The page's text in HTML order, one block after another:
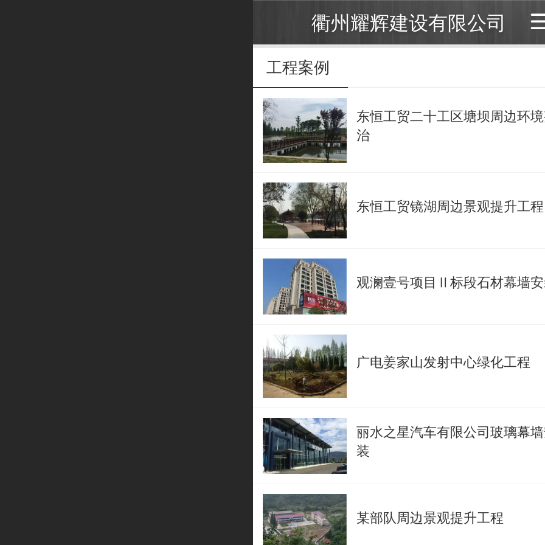
衢州耀辉建设有限公司
工程案例
东恒工贸二十工区塘坝周边环
治
东恒工贸镜湖周边景观提升工程
观澜壹号项目Ⅱ标段石材幕墙
广电姜家山发射中心绿化工程
丽水之星汽车有限公司玻璃幕
装
某部队周边景观提升工程